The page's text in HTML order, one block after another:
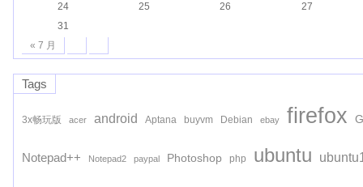
24
25 26
27
31
« 7 月
Tags
3x畅玩版 acer android Aptana buyvm Debian ebay firefox
Notepad++ Notepad2 paypal Photoshop php ubuntu